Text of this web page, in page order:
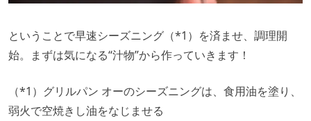
ということで早速シーズニング（*1）を済ませ、調理開
始。まずは気になる“汁物”から作っていきます！
（*1）グリルパン オーのシーズニングは、食用油を塗り、
弱火で空焼きし油をなじませる